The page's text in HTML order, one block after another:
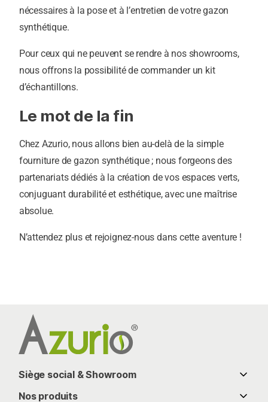
nécessaires à la pose et à l’entretien de votre gazon
synthétique.
Pour ceux qui ne peuvent se rendre à nos showrooms,
nous offrons la possibilité de commander un kit
d’échantillons.
Le mot de la fin
Chez Azurio, nous allons bien au-delà de la simple
fourniture de gazon synthétique ; nous forgeons des
partenariats dédiés à la création de vos espaces verts,
conjuguant durabilité et esthétique, avec une maîtrise
absolue.
N’attendez plus et rejoignez-nous dans cette aventure !
Siège social & Showroom
286 chemin de Bassaquet
Nos produits